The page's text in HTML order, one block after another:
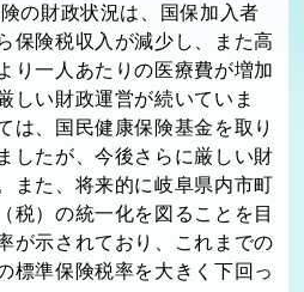
の財政状況は、国保加入者
保険税収入が減少し、また高
り一人あたりの医療費が増加
しい財政運営が続いていま
は、国民健康保険基金を取り
したが、今後さらに厳しい財
また、将来的に岐阜県内市町
税）の統一化を図ることを目
が示されており、これまでの
標準保険税率を大きく下回っ